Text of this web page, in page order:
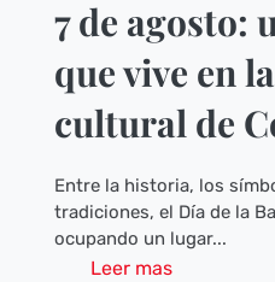
7 de agosto:
que vive en
cultural de
Entre la historia, los
tradiciones, el Día de la
ocupando un lugar...
Leer mas